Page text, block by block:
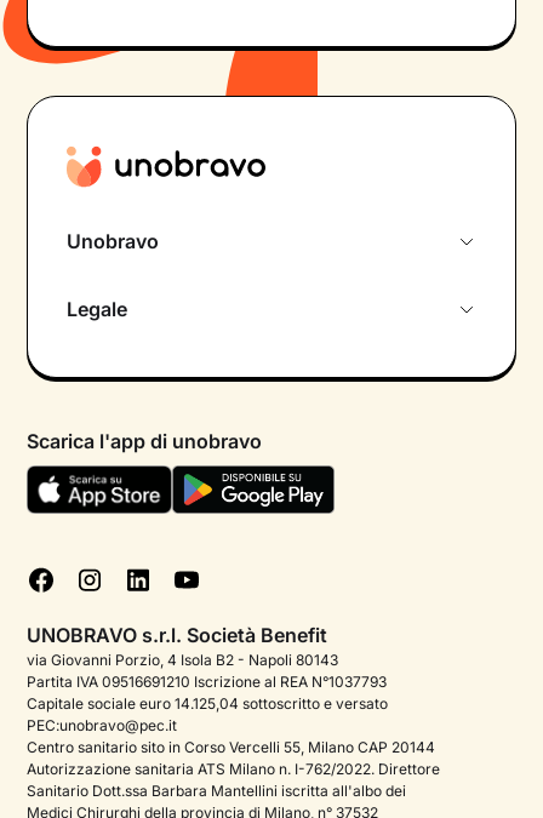
Unobravo
Psicologo in chat
Aiuto urgente
FAQ
Podcast di psicologia
Corporate
Psicologo italiano all'estero
Sala stampa
Legale
Termini e condizioni
Informativa Privacy
Cookie policy
Gestisci cookie
Scarica l'app di unobravo
UNOBRAVO s.r.l. Società Benefit
via Giovanni Porzio, 4 Isola B2 - Napoli 80143
Partita IVA 09516691210 Iscrizione al REA N°1037793
Capitale sociale euro 14.125,04 sottoscritto e versato
PEC:unobravo@pec.it
Centro sanitario sito in Corso Vercelli 55, Milano CAP 20144
Autorizzazione sanitaria ATS Milano n. I-762/2022. Direttore
Sanitario Dott.ssa Barbara Mantellini iscritta all'albo dei
Medici Chirurghi della provincia di Milano, n° 37532